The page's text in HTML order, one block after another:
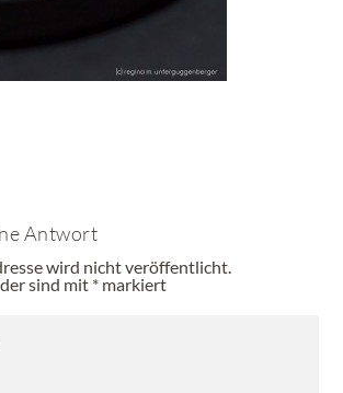
Antwort
wird nicht veröffentlicht.
sind mit * markiert